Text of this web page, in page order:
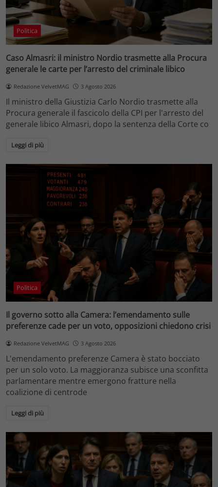
Politica
Caso Almasri: il ministro Nordio trasmette alla Procura
generale le carte per l’arresto del criminale libico
Redazione VelvetMAG 3 Agosto 2026
Il ministro della Giustizia Carlo Nordio trasmette alla
Procura generale il fascicolo della CPI per l'arresto del
generale libico Almasri, dopo la sentenza della Corte co
Leggi di più
Politica
Il governo sotto alla Camera: l’emendamento sulle
preferenze cade per un voto, opposizioni chiedono crisi
Redazione VelvetMAG 3 Agosto 2026
L'emendamento preferenze Camera è stato bocciato
per un solo voto. La maggioranza subisce una sconfitta
parlamentare mentre emergono fratture nella
coalizione di centrode
Leggi di più